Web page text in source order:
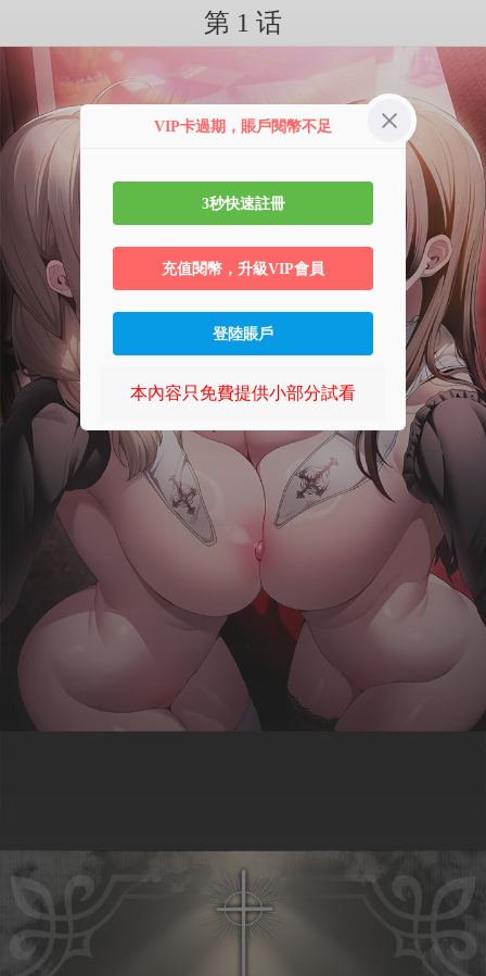
第 1 话
VIP卡過期，賬戶閱幣不足
3秒快速註冊
充值閱幣，升級VIP會員
登陸賬戶
本內容只免費提供小部分試看